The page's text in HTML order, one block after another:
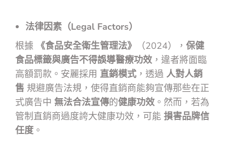
法律因素（Legal Factors）
根據
《食品安全衛生管理法》 （2024）， 保健
食品標籤與廣告不得誤導醫療功效 ，違者將面臨
高額罰款。安麗採用 直銷模式 ，透過 人對人銷
售 規避廣告法規，使得直銷商能夠宣傳那些在正
式廣告中 無法合法宣傳的健康功效 。然而，若為
管制直銷商過度誇大健康功效，可能 損害品牌信
任度 。